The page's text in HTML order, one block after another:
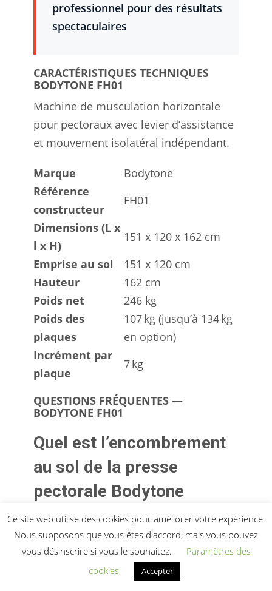
professionnel pour des résultats
spectaculaires
CARACTÉRISTIQUES TECHNIQUES
BODYTONE FH01
Machine de musculation horizontale
pour pectoraux avec levier d’assistance
et mouvement isolatéral indépendant.
Marque
Bodytone
Référence
constructeur
FH01
Dimensions (L x
l x H)
151 x 120 x 162 cm
Emprise au sol
151 x 120 cm
Hauteur
162 cm
Poids net
246 kg
Poids des
plaques
107 kg (jusqu’à 134 kg
en option)
Incrément par
plaque
7 kg
QUESTIONS FRÉQUENTES —
BODYTONE FH01
Quel est l’encombrement
au sol de la presse
pectorale Bodytone
FH01 ?
Elle occupe 151 x 120 cm au sol, pour
une hauteur de 162 cm. À cette emprise
s’ajoute la zone d’accès et de
Ce site web utilise des cookies pour améliorer votre expérience.
Nous supposons que vous êtes d'accord, mais vous pouvez
vous désinscrire si vous le souhaitez.
Paramètres des
cookies
Accepter